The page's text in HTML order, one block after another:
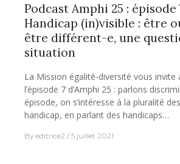
Podcast Amphi 25 : épisode
Handicap (in)visible : être
être différent-e, une
situation
La Mission égalité-diversité vous invite
l’épisode 7 d’Amphi 25 : parlons
épisode, on s’intéresse à la pluralité
handicap, en parlant des handicaps…
By editrice2 5 juillet 2021